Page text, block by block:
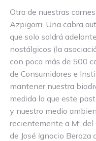
Otra de nuestras
Azpigorri. Una cabra
que solo saldrá
nostálgicos (la
con poco más de 500
de Consumidores e
mantener nuestra
medida lo que este
y nuestro medio
recientemente a Mª
de José Ignacio Beraza